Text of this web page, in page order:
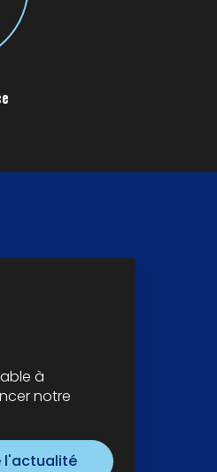
à
notre
l'actualité